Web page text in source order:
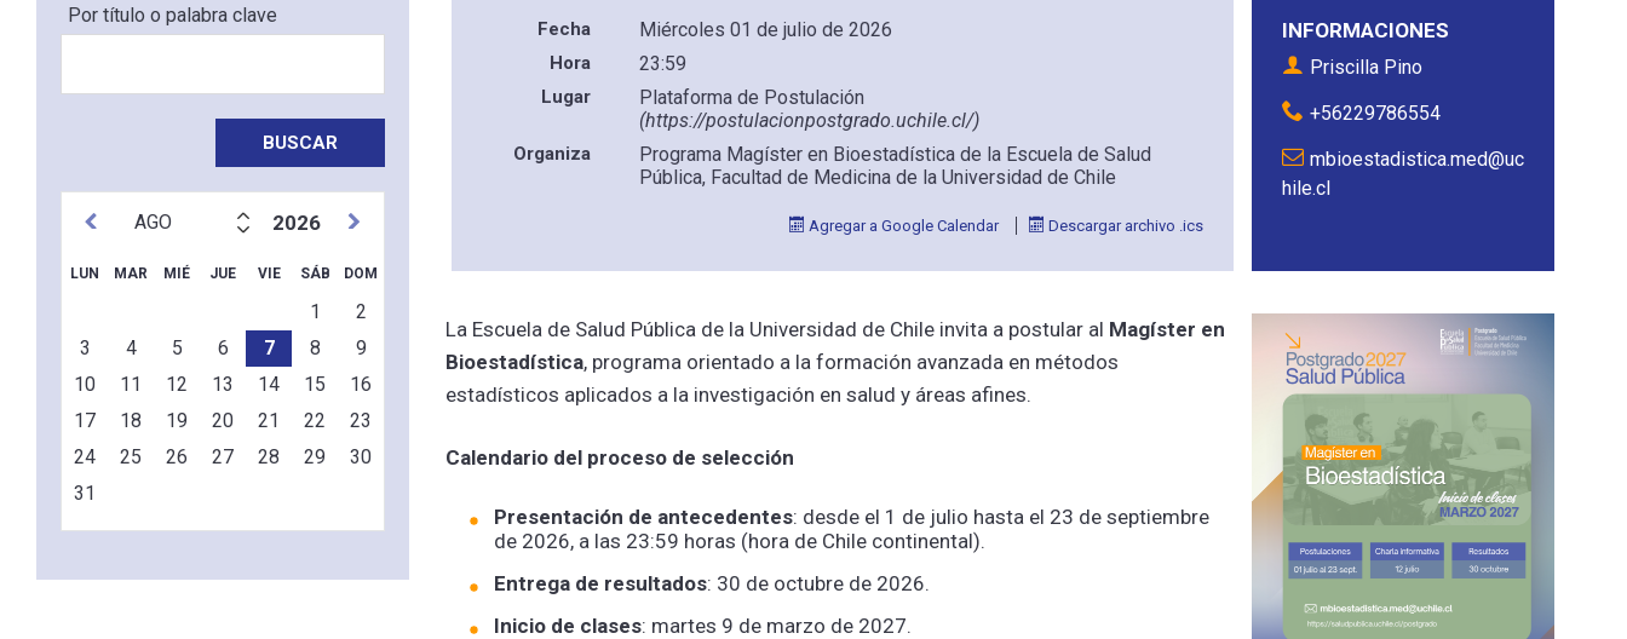
Por título o palabra clave
2026
LUN MAR MIÉ JUE VIE SÁB DOM
1
2
3
4 5 6 7 8
9
10
11 12 13 14 15
16
17
18 19 20 21 22
23
24
25 26 27 28 29
30
31
INFORMACIONES
Priscilla Pino
+56229786554
mbioestadistica.med@uc
hile.cl
Fecha Miércoles 01 de julio de 2026
Hora 23:59
Lugar
Plataforma de Postulación
(https://postulacionpostgrado.uchile.cl/)
Organiza
Programa Magíster en Bioestadística de la Escuela de Salud
Pública, Facultad de Medicina de la Universidad de Chile
Agregar a Google Calendar Descargar archivo .ics
La Escuela de Salud Pública de la Universidad de Chile invita a postular al Magíster en
Bioestadística, programa orientado a la formación avanzada en métodos
estadísticos aplicados a la investigación en salud y áreas afines.
Calendario del proceso de selección
Presentación de antecedentes: desde el 1 de julio hasta el 23 de septiembre
de 2026, a las 23:59 horas (hora de Chile continental).
Entrega de resultados: 30 de octubre de 2026.
Inicio de clases: martes 9 de marzo de 2027.